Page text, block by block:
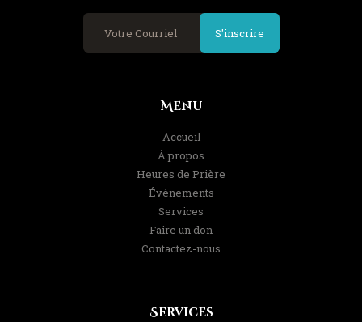
S'inscrire
Menu
Accueil
À propos
Heures de Prière
Événements
Services
Faire un don
Contactez-nous
Services